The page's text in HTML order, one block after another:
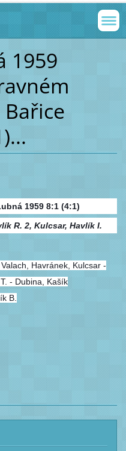
1959
1959 8:1 (4:1)
R. 2, Kulcsar, Havlík I.
Havránek, Kulcsar -
- Dubina, Kašík
B.